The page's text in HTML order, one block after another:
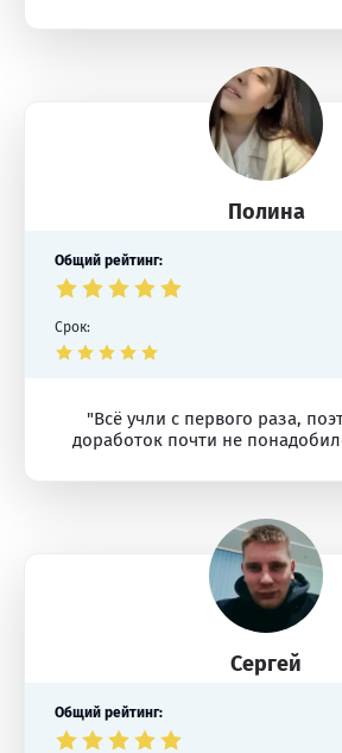
Полина
Общий рейтинг:
Срок:
"Всё учли с первого раза,
доработок почти не
Сергей
Общий рейтинг: